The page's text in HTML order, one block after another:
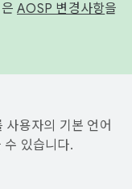
AOSP 변경사항을
용자의 기본 언어
수 있습니다.